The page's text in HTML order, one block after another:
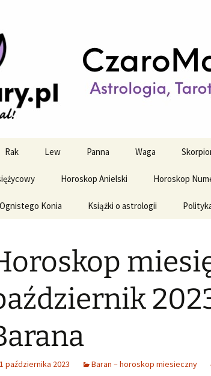
i
astrologiczne
Rak Lew Panna Waga
Horoskop Anielski Horoskop
Konia Książki o astrologii
1 października 2023 Baran – horoskop miesieczny